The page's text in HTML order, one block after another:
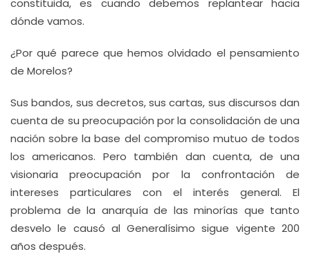
constituida, es cuando debemos replantear hacia
dónde vamos.
¿Por qué parece que hemos olvidado el pensamiento
de Morelos?
Sus bandos, sus decretos, sus cartas, sus discursos dan
cuenta de su preocupación por la consolidación de una
nación sobre la base del compromiso mutuo de todos
los americanos. Pero también dan cuenta, de una
visionaria preocupación por la confrontación de
intereses particulares con el interés general. El
problema de la anarquía de las minorías que tanto
desvelo le causó al Generalísimo sigue vigente 200
años después.